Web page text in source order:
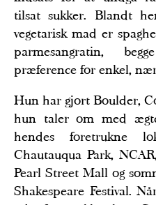
tilsat sukker. Blandt
vegetarisk mad er
parmesangratin,
præference for enkel,
Hun har gjort Boulder,
hun taler om med
hendes foretrukne
Chautauqua Park,
Pearl Street Mall og
Shakespeare Festival.